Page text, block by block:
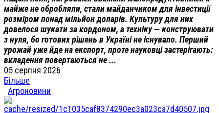
майже не обробляли, стали майданчиком для інвестиції
розміром понад мільйон доларів. Культуру для них
довелося шукати за кордоном, а техніку — конструювати
з нуля, бо готових рішень в Україні не існувало. Перший
урожай уже йде на експорт, проте науковці застерігають:
вкладення повертаються не ...
05 серпня 2026
Більше
Агроновини